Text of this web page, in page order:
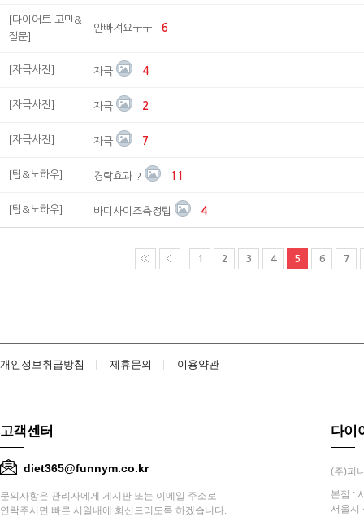
[다이어트 고민&
질문]
안빠져요ㅜㅜ 6
[자극사진] 자극 4
[자극사진] 자극 2
[자극사진] 자극 7
[팁&노하우] 경락효과 ? 11
[팁&노하우] 바디사이즈측정팁 4
1 2 3 4 5 6 7
개인정보취급방침 제휴문의 이용약관
고객센터
diet365@funnym.co.kr
문의사항은 관리자에게 게시판 또는 이메일 주소로
연락주시면 빠른 시일내에 회신드리도록 하겠습니다.
다이
(주)퍼
본점 :
서울시